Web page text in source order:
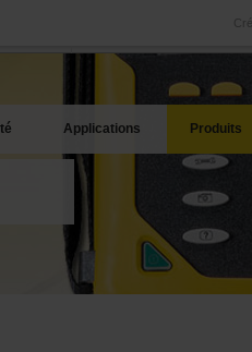
International
Nos filiales à l'étranger
Applications Produits